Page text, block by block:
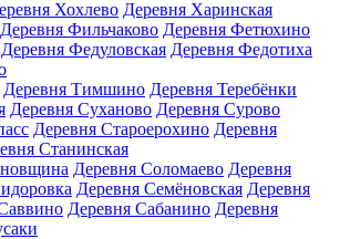
Хохлево Деревня Харинская
Деревня Фильчаково Деревня Фетюхино
Деревня Федуловская Деревня Федотиха
Деревня Тимшино Деревня Теребёнки
Деревня Суханово Деревня Сурово
Деревня Староерохино Деревня
Станинская
Деревня Соломаево Деревня
Деревня Семёновская Деревня
Деревня Сабанино Деревня